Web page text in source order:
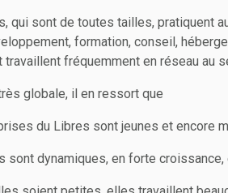
qui sont de toutes tailles, pratiquent
formation, conseil,
fréquemment en réseau au
globale, il en ressort que
du Libres sont jeunes et encore
sont dynamiques, en forte